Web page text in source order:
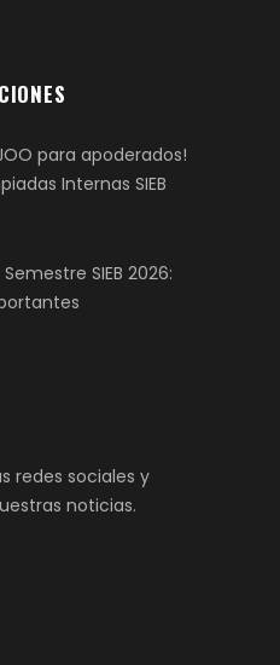
para apoderados!
Internas SIEB
SIEB 2026:
redes sociales y
noticias.